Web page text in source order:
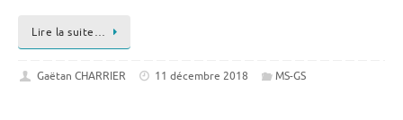
Lire la suite…
Gaëtan CHARRIER 11 décembre 2018 MS-GS